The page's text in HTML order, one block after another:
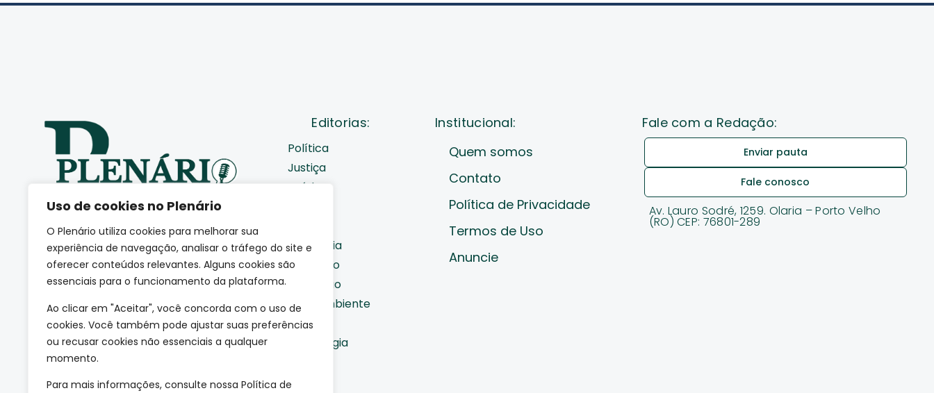
Uso de cookies no Plenário
O Plenário utiliza cookies para melhorar sua
experiência de navegação, analisar o tráfego do site e
oferecer conteúdos relevantes. Alguns cookies são
essenciais para o funcionamento da plataforma.
Ao clicar em "Aceitar", você concorda com o uso de
cookies. Você também pode ajustar suas preferências
ou recusar cookies não essenciais a qualquer
momento.
Para mais informações, consulte nossa Política de
Somos uma agência de
jornalismo autoral que
acompanha de perto como a
sociedade se movimenta.
(CNPJ: 66.665.801/0001-84)
Editorias:
Política
Justiça
Saúde
Economia
Cotidiano
Educação
Meio Ambiente
Esporte
Tecnologia
Institucional:
Quem somos
Contato
Política de Privacidade
Termos de Uso
Anuncie
Fale com a Redação:
Enviar pauta
Fale conosco
Av. Lauro Sodré, 1259. Olaria – Porto Velho
(RO) CEP: 76801-289